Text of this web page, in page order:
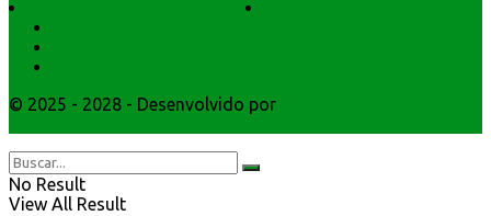
© 2025 - 2028 - Desenvolvido por
No Result
View All Result